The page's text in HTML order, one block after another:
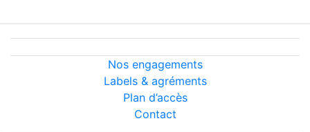
Nos engagements
Labels & agréments
Plan d’accès
Contact